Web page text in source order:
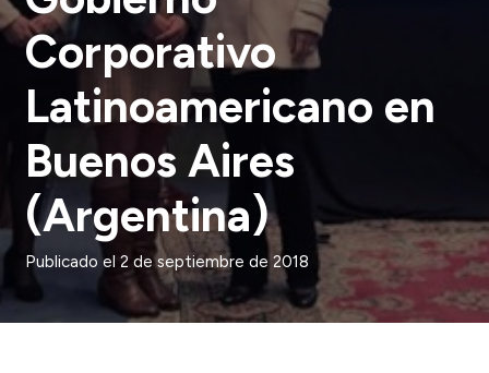
Corporativo
Latinoamericano en
Buenos Aires
(Argentina)
Publicado el 2 de septiembre de 2018